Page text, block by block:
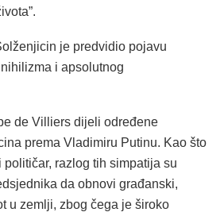
je predvidio pojavu
i apsolutnog
de Villiers dijeli određene
prema Vladimiru Putinu. Kao što
političar, razlog tih simpatija su
da obnovi građanski,
u zemlji, zbog čega je široko